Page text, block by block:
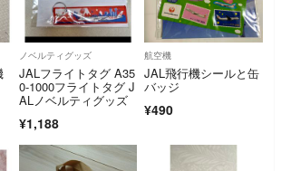
ノベルティグッズ
JALフライトタグ A35
0-1000フライトタグ J
ALノベルティグッズ
¥1,188
航空機
JAL飛行機シールと缶
バッジ
¥490